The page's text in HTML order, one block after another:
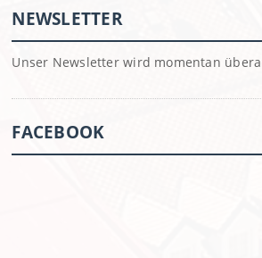
NEWSLETTER
Unser Newsletter wird momentan
FACEBOOK